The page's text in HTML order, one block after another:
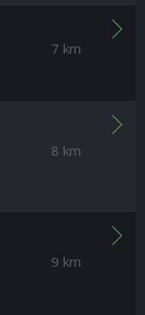
7 km
8 km
9 km